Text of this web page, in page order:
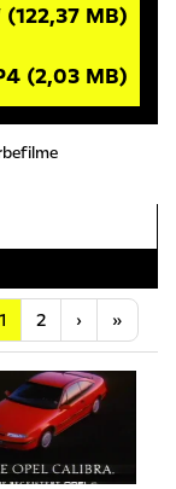
(122,37 MB)
(2,03 MB)
1 2 ›Nächste
»